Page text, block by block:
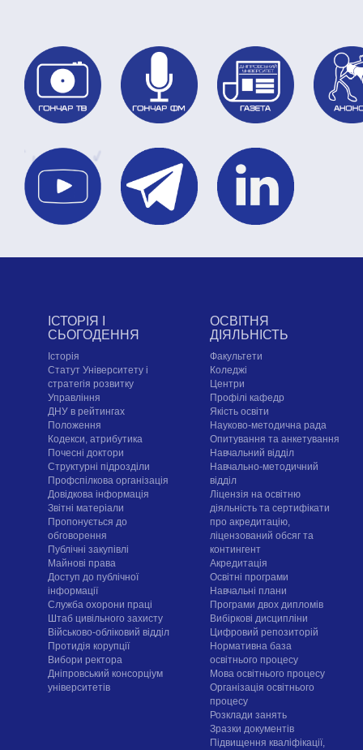
ІСТОРІЯ І
СЬОГОДЕННЯ
Історія
Статут Університету і
стратегія розвитку
Управління
ДНУ в рейтингах
Положення
Кодекси, атрибутика
Почесні доктори
Структурні підрозділи
Профспілкова організація
Довідкова інформація
Звітні матеріали
Пропонується до
обговорення
Публічні закупівлі
Майнові права
Доступ до публічної
інформації
Служба охорони праці
Штаб цивільного захисту
Військово-обліковий відділ
Протидія корупції
Вибори ректора
Дніпровський консорціум
університетів
ОСВІТНЯ
ДІЯЛЬНІСТЬ
Факультети
Коледжі
Центри
Профілі кафедр
Якість освіти
Науково-методична рада
Опитування та анкетування
Навчальний відділ
Навчально-методичний
відділ
Ліцензія на освітню
діяльність та сертифікати
про акредитацію,
ліцензований обсяг та
контингент
Акредитація
Освітні програми
Навчальні плани
Програми двох дипломів
Вибіркові дисципліни
Цифровий репозиторій
Нормативна база
освітнього процесу
Мова освітнього процесу
Організація освітнього
процесу
Розклади занять
Зразки документів
Підвищення кваліфікації,